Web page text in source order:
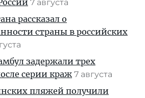
7 августа
рассказал о
страны в российских
задержали трех
серии краж 7 августа
пляжей получили